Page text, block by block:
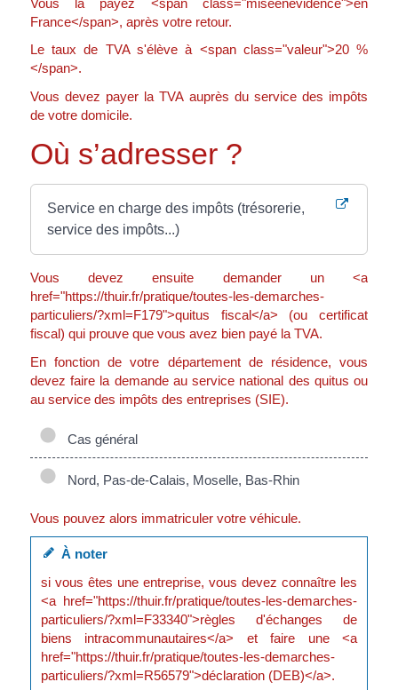
France</span>, après votre retour.
Le taux de TVA s'élève à <span class="valeur">20 %
</span>.
Vous devez payer la TVA auprès du service des impôts
de votre domicile.
Où s’adresser ?
Service en charge des impôts (trésorerie,
service des impôts...)
Vous devez ensuite demander un <a
href="https://thuir.fr/pratique/toutes-les-demarches-
particuliers/?xml=F179">quitus fiscal</a> (ou certificat
fiscal) qui prouve que vous avez bien payé la TVA.
En fonction de votre département de résidence, vous
devez faire la demande au service national des quitus ou
au service des impôts des entreprises (SIE).
Cas général
Nord, Pas-de-Calais, Moselle, Bas-Rhin
Vous pouvez alors immatriculer votre véhicule.
À noter
si vous êtes une entreprise, vous devez connaître les
<a href="https://thuir.fr/pratique/toutes-les-demarches-
particuliers/?xml=F33340">règles d'échanges de
biens intracommunautaires</a> et faire une <a
href="https://thuir.fr/pratique/toutes-les-demarches-
particuliers/?xml=R56579">déclaration (DEB)</a>.